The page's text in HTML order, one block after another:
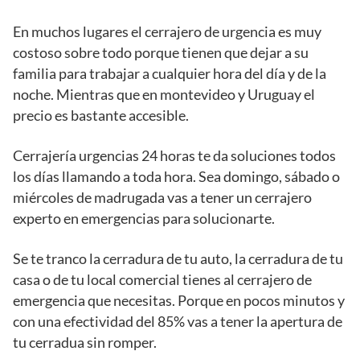
En muchos lugares el cerrajero de urgencia es muy
costoso sobre todo porque tienen que dejar a su
familia para trabajar a cualquier hora del día y de la
noche. Mientras que en montevideo y Uruguay el
precio es bastante accesible.
Cerrajería urgencias 24 horas te da soluciones todos
los días llamando a toda hora. Sea domingo, sábado o
miércoles de madrugada vas a tener un cerrajero
experto en emergencias para solucionarte.
Se te tranco la cerradura de tu auto, la cerradura de tu
casa o de tu local comercial tienes al cerrajero de
emergencia que necesitas. Porque en pocos minutos y
con una efectividad del 85% vas a tener la apertura de
tu cerradua sin romper.